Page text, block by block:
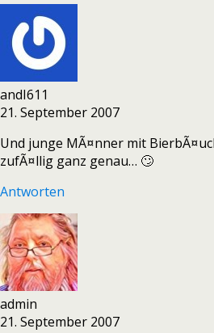
andI611
21. September 2007
Und junge MÃ¤nner mit
zufÃ¤llig ganz genau… 🙄
Antworten
admin
21. September 2007